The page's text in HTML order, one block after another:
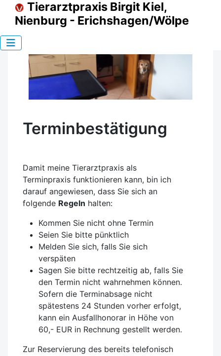
Tierarztpraxis Birgit Kiel,
Nienburg - Erichshagen/Wölpe
Terminbestätigung
Damit meine Tierarztpraxis als
Terminpraxis funktionieren kann, bin ich
darauf angewiesen, dass Sie sich an
folgende Regeln halten:
Kommen Sie nicht ohne Termin
Seien Sie bitte pünktlich
Melden Sie sich, falls Sie sich
verspäten
Sagen Sie bitte rechtzeitig ab, falls Sie
den Termin nicht wahrnehmen können.
Sofern die Terminabsage nicht
spätestens 24 Stunden vorher erfolgt,
kann ein Ausfallhonorar in Höhe von
60,- EUR in Rechnung gestellt werden.
Zur Reservierung des bereits telefonisch